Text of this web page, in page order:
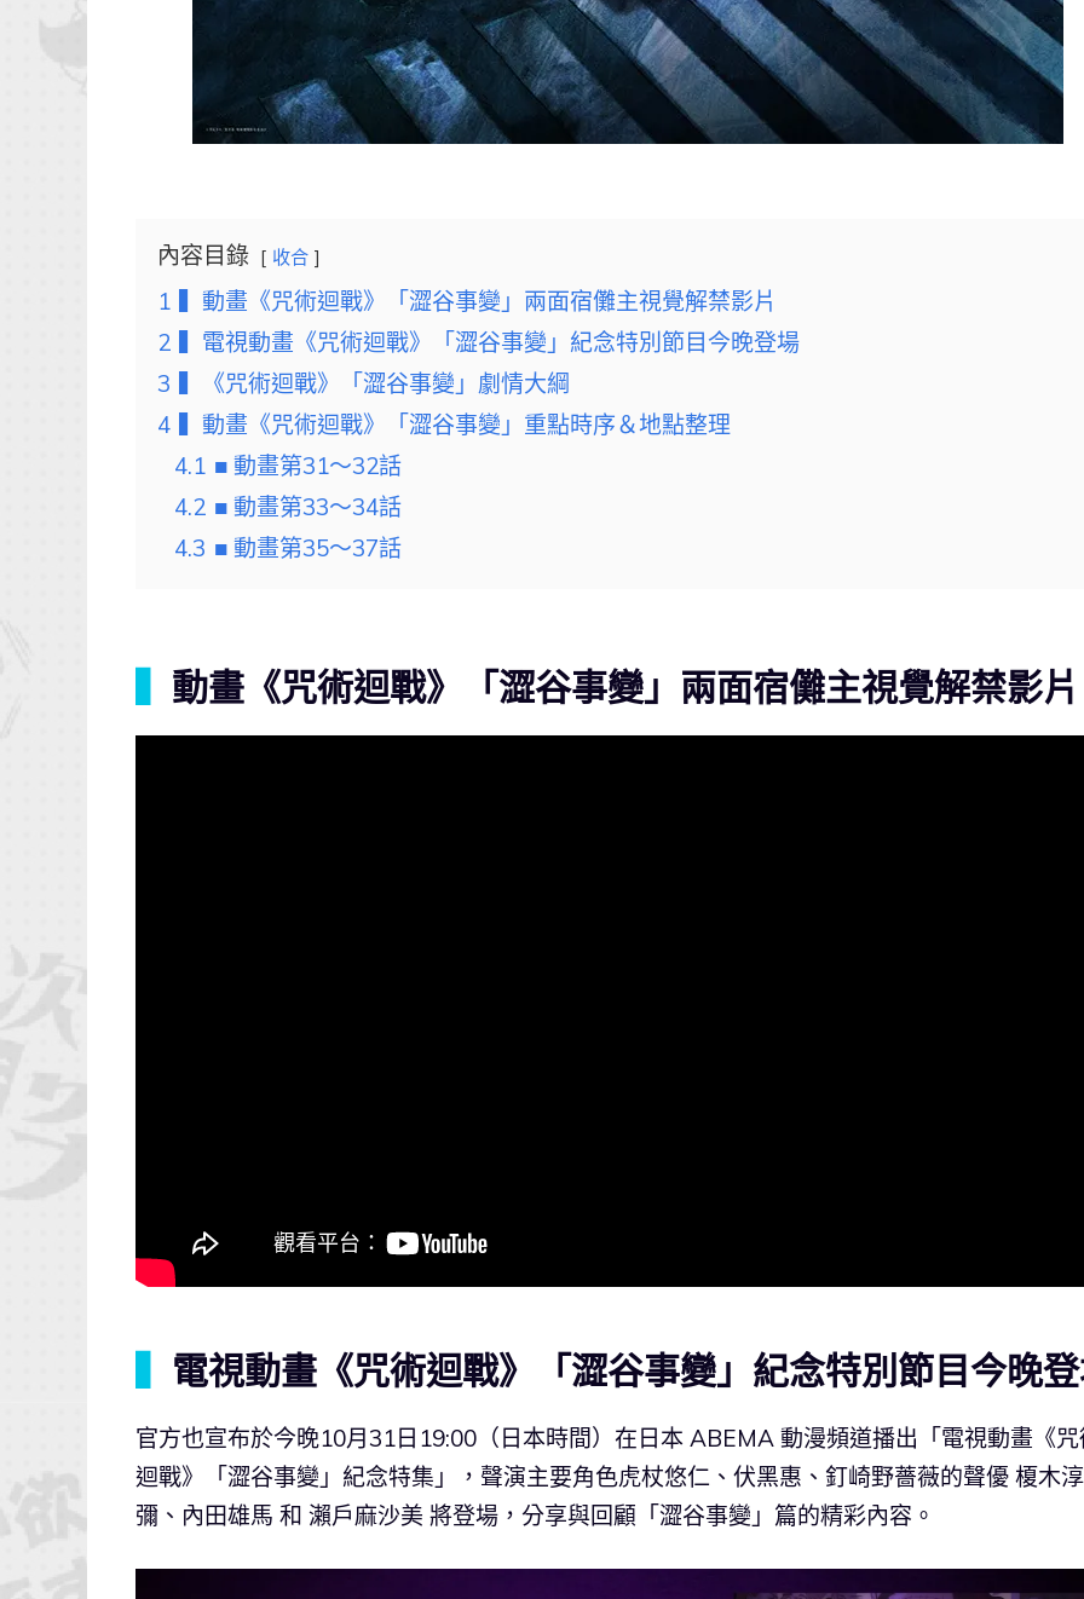
內容目錄 收合
1
▍動畫《咒術迴戰》「澀谷事變」兩面宿儺主視覺解禁影片
2
▍電視動畫《咒術迴戰》「澀谷事變」紀念特別節目今晚登場
3
▍《咒術迴戰》「澀谷事變」劇情大綱
4
▍動畫《咒術迴戰》「澀谷事變」重點時序＆地點整理
4.1 ■ 動畫第31～32話
4.2 ■ 動畫第33～34話
4.3 ■ 動畫第35～37話
動畫《咒術迴戰》「澀谷事變」兩面宿儺主視覺解禁影片
電視動畫《咒術迴戰》「澀谷事變」紀念特別節目今晚
官方也宣布於今晚10月31日19:00（日本時間）在日本 ABEMA 動漫頻道播出「電視動畫《
迴戰》「澀谷事變」紀念特集」，聲演主要角色虎杖悠仁、伏黑惠、釘崎野薔薇的聲優 榎木淳
彌、內田雄馬 和 瀨戶麻沙美 將登場，分享與回顧「澀谷事變」篇的精彩內容。